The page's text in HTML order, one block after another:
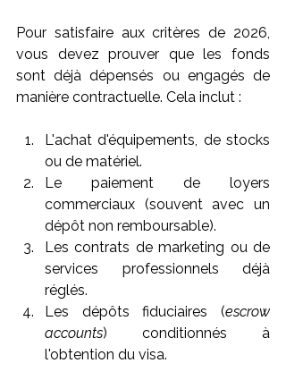
Pour satisfaire aux critères de 2026,
vous devez prouver que les fonds
sont déjà dépensés ou engagés de
manière contractuelle. Cela inclut :
L'achat d'équipements, de stocks
ou de matériel.
Le paiement de loyers
commerciaux (souvent avec un
dépôt non remboursable).
Les contrats de marketing ou de
services professionnels déjà
réglés.
Les dépôts fiduciaires (escrow
accounts) conditionnés à
l'obtention du visa.